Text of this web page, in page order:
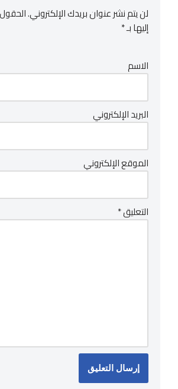
لن يتم نشر عنوان بريدك الإلكتروني.
إليها بـ*
الاسم
البريد الإلكتروني
الموقع الإلكتروني
التعليق*